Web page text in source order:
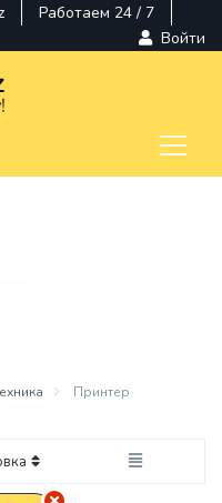
Работаем 24 / 7
Войти
Принтер